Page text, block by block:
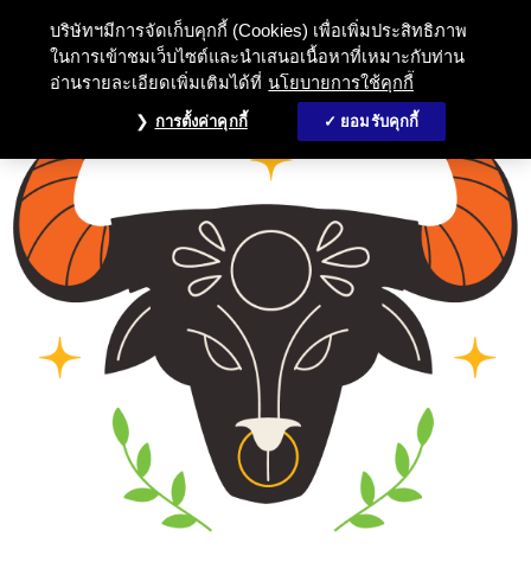
บริษัทฯมีการจัดเก็บคุกกี้ (Cookies) เพื่อเพิ่มประสิทธิภาพ
ในการเข้าชมเว็บไซต์และนำเสนอเนื้อหาที่เหมาะกับท่าน
อ่านรายละเอียดเพิ่มเติมได้ที่ นโยบายการใช้คุกกี้
การตั้งค่าคุกกี้ ยอมรับคุกกี้